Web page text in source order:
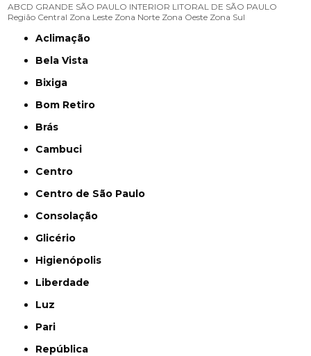
ABCD GRANDE SÃO PAULO INTERIOR LITORAL DE SÃO PAULO
Região Central Zona Leste Zona Norte Zona Oeste Zona Sul
Aclimação
Bela Vista
Bixiga
Bom Retiro
Brás
Cambuci
Centro
Centro de São Paulo
Consolação
Glicério
Higienópolis
Liberdade
Luz
Pari
República